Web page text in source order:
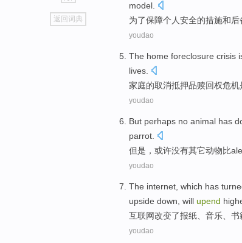
go
top
返回词典
model.
为了保障个人安全的措施和后
youdao
The home foreclosure crisis
lives
家庭的取消抵押品赎回权危机
youdao
But perhaps no animal has
parrot
但是 ， 或许没有其它动物比
youdao
The internet which has
upside down, will upend
互联网改变了报纸 音乐 书
youdao